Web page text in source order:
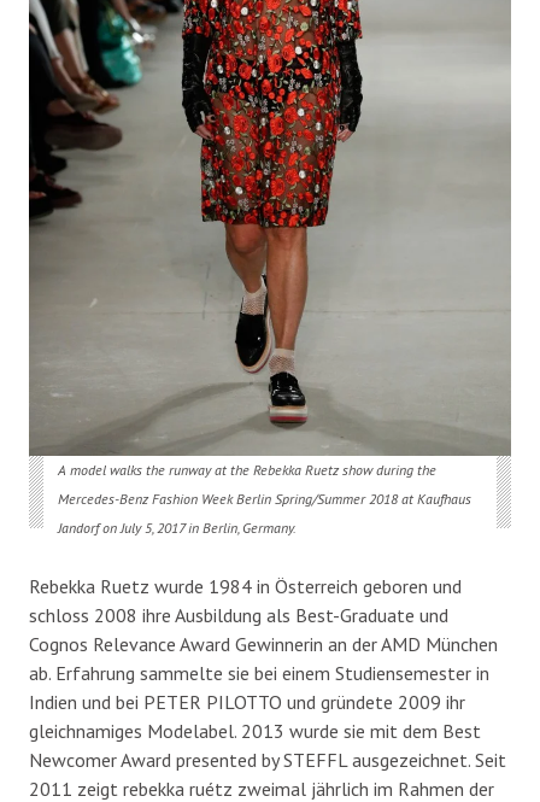
A model walks the runway at the Rebekka Ruetz show during the
Mercedes-Benz Fashion Week Berlin Spring/Summer 2018 at Kaufhaus
Jandorf on July 5, 2017 in Berlin, Germany.
Rebekka Ruetz wurde 1984 in Österreich geboren und
schloss 2008 ihre Ausbildung als Best-Graduate und
Cognos Relevance Award Gewinnerin an der AMD München
ab. Erfahrung sammelte sie bei einem Studiensemester in
Indien und bei PETER PILOTTO und gründete 2009 ihr
gleichnamiges Modelabel. 2013 wurde sie mit dem Best
Newcomer Award presented by STEFFL ausgezeichnet. Seit
2011 zeigt rebekka ruétz zweimal jährlich im Rahmen der